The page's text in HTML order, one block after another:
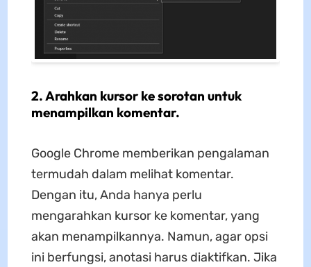
2. Arahkan kursor ke sorotan untuk
menampilkan komentar.
Google Chrome memberikan pengalaman
termudah dalam melihat komentar.
Dengan itu, Anda hanya perlu
mengarahkan kursor ke komentar, yang
akan menampilkannya. Namun, agar opsi
ini berfungsi, anotasi harus diaktifkan. Jika